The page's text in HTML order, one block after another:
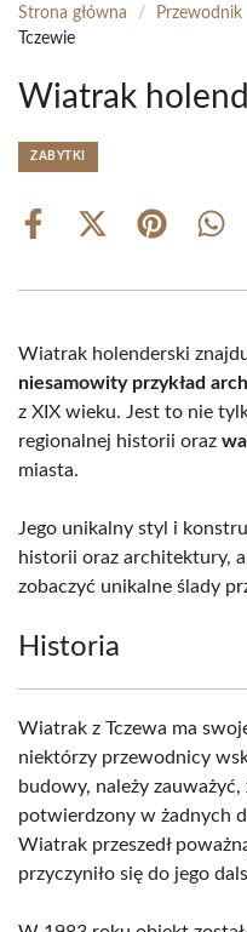
Strona główna / Przewodnik
Tczewie
Wiatrak
ZABYTKI
Share
Share
(Twitter)
Share
Wiatrak holenderski
niesamowity przykład
z XIX wieku. Jest to nie
regionalnej historii oraz
miasta.
Jego unikalny styl i
historii oraz architektury,
zobaczyć unikalne ślady
Historia
Wiatrak z Tczewa ma
niektórzy przewodnicy
budowy, należy
potwierdzony w żadnych
Wiatrak przeszedł
przyczyniło się do jego